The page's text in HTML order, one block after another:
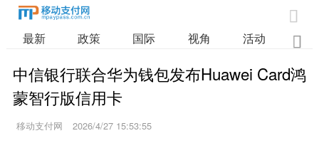

最新 政策 国际 视角 活动 业

中信银行联合华为钱包发布Huawei Card鸿
蒙智行版信用卡
移动支付网 2026/4/27 15:53:55